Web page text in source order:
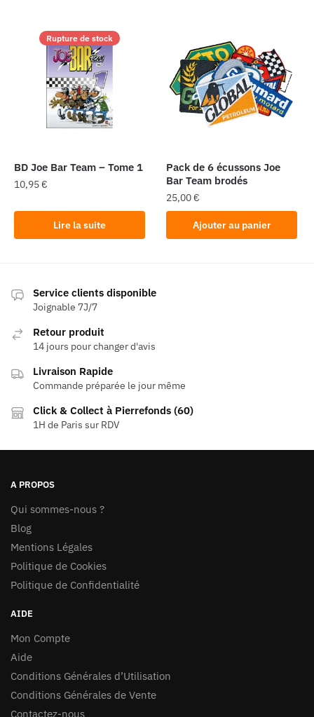
Rupture de stock
BD Joe Bar Team – Tome 1
10,95€
Lire la suite
Pack de 6 écussons Joe
Bar Team brodés
25,00€
Ajouter au panier
Service clients disponible
Joignable 7J/7
Retour produit
14 jours pour changer d'avis
Livraison Rapide
Commande préparée le jour même
Click & Collect à Pierrefonds (60)
1H de Paris sur RDV
A PROPOS
Qui sommes-nous ?
Blog
Mentions Légales
Politique de Cookies
Politique de Confidentialité
AIDE
Mon Compte
Aide
Conditions Générales d’Utilisation
Conditions Générales de Vente
Contactez-nous